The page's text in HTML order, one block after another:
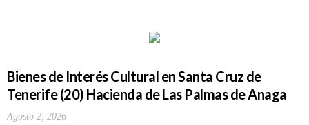
Bienes de Interés Cultural en Santa Cruz de
Tenerife (20) Hacienda de Las Palmas de Anaga
Agosto 2, 2026